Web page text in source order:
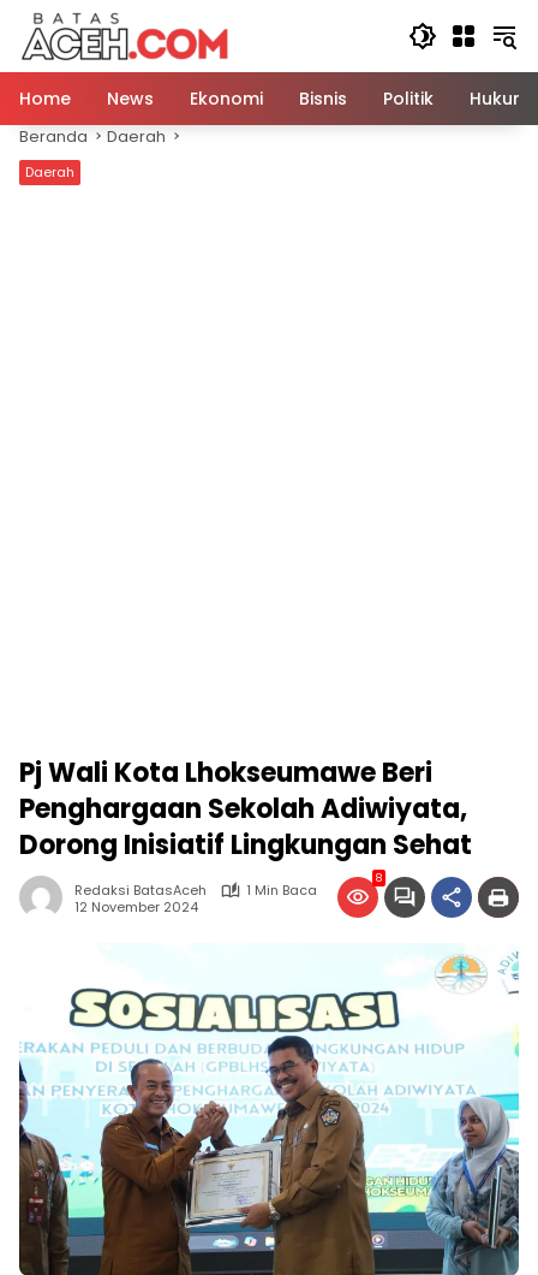
Langsung
konten
Home
News Ekonomi Bisnis Politik Hukum
Beranda Daerah
Daerah
Pj Wali Kota Lhokseumawe Beri
Penghargaan Sekolah Adiwiyata,
Dorong Inisiatif Lingkungan Sehat
Redaksi BatasAceh
1 Min Baca
12 November 2024
8